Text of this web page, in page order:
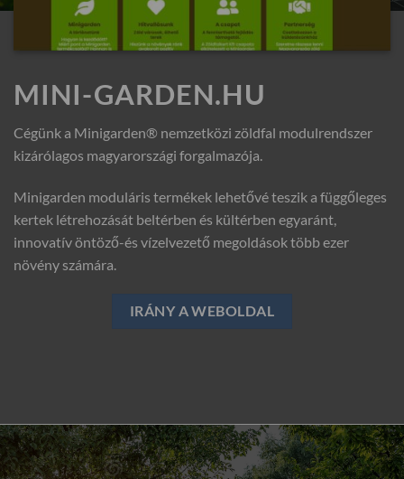
MINI-GARDEN.HU
Cégünk a Minigarden® nemzetközi zöldfal modulrendszer
kizárólagos magyarországi forgalmazója.
Minigarden moduláris termékek lehetővé teszik a függőleges
kertek létrehozását beltérben és kültérben egyaránt,
innovatív öntöző-és vízelvezető megoldások több ezer
növény számára.
IRÁNY A WEBOLDAL